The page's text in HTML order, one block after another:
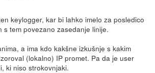
keylogger, kar bi lahko imelo za posledico
s tem povezano zasedanje linije.
a ima kdo kakšne izkušnje s kakim
(lokalno) IP promet. Pa da je user
ki niso strokovnjaki.